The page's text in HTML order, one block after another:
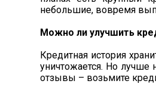
небольшие, вовремя
Можно ли улучшить
Кредитная история
уничтожается. Но лучше
отзывы – возьмите